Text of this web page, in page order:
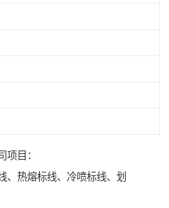
项目：
、热熔标线、冷喷标线、划